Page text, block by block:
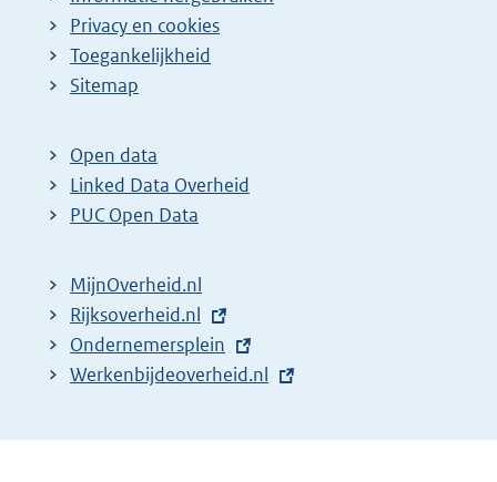
Privacy en cookies
Toegankelijkheid
Sitemap
Open data
Linked Data Overheid
PUC Open Data
MijnOverheid.nl
E
x
t
r
Rijksoverheid.nl
E
x
e
Ondernemersplein
E
t
Werkenbijdeoverheid.nl